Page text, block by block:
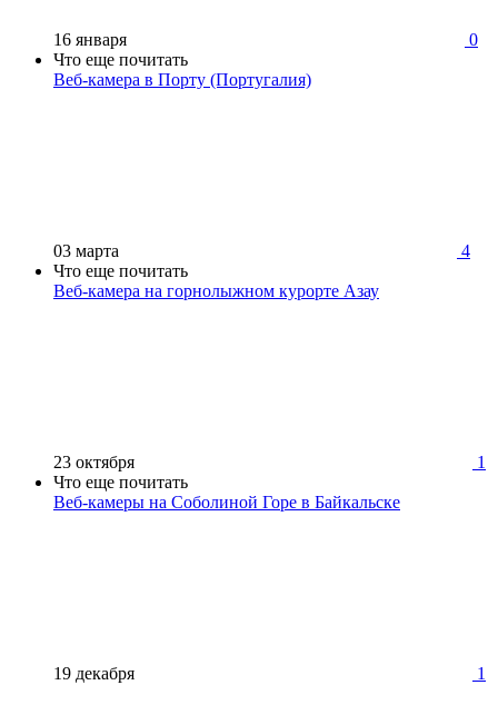
16 января
0
Что еще почитать
Веб-камера в Порту (Португалия)
03 марта
4
Что еще почитать
Веб-камера на горнолыжном курорте Азау
23 октября
1
Что еще почитать
Веб-камеры на Соболиной Горе в Байкальске
19 декабря 1